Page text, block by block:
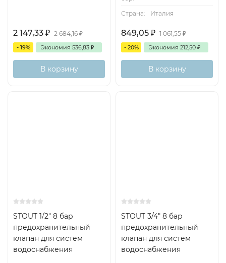
2 147,33 ₽ 2 684,16₽
- 19% Экономия 536,83 ₽
В корзину
Страна:
Италия
849,05 ₽ 1 061,55₽
- 20% Экономия 212,50 ₽
В корзину
STOUT 1/2" 8 бар
предохранительный
клапан для систем
водоснабжения
STOUT 3/4" 8 бар
предохранительный
клапан для систем
водоснабжения